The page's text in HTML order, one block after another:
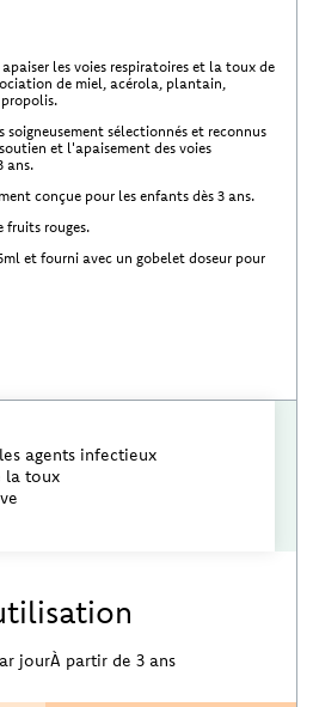
apaiser les voies respiratoires et la toux de
de miel, acérola, plantain,
sélectionnés et reconnus
et l'apaisement des voies
ans.
conçue pour les enfants dès 3 ans.
fruits rouges.
et fourni avec un gobelet doseur pour
agents infectieux
la toux
jourÀ partir de 3 ans